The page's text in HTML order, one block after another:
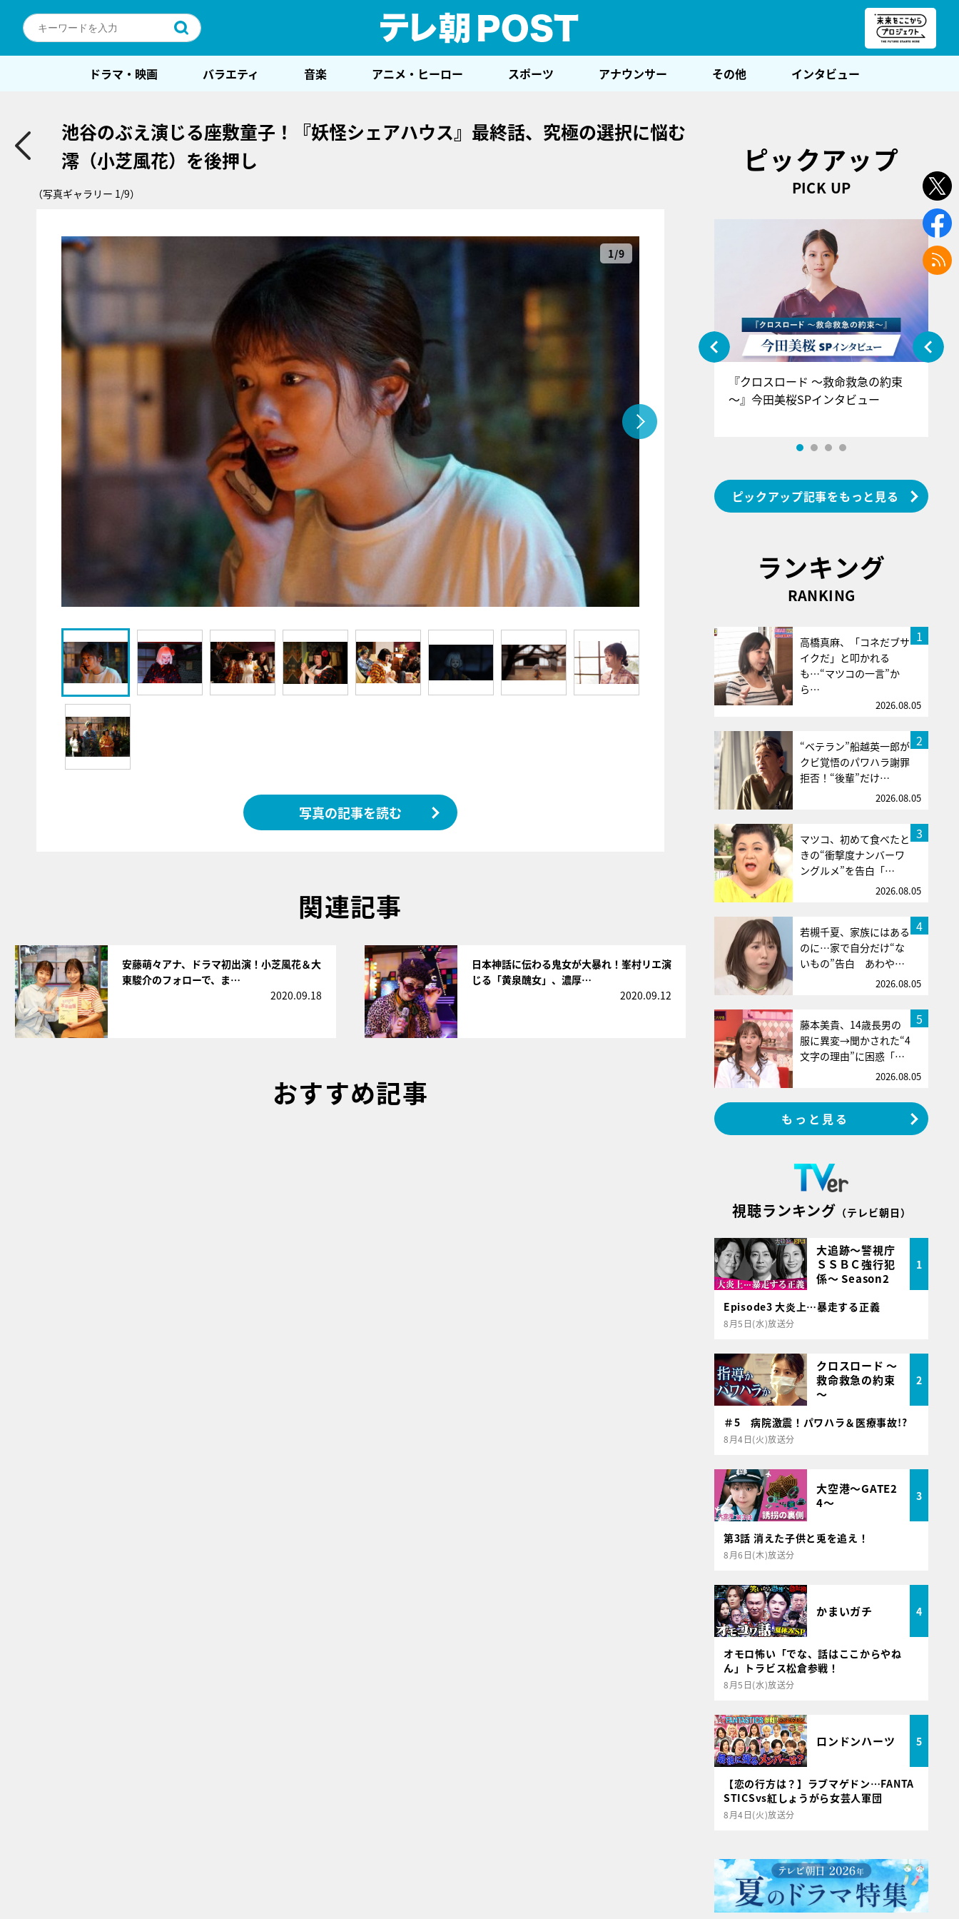
ドラマ・映画 バラエティ 音楽 アニメ・ヒーロー スポーツ アナウンサー その他 インタビュー
池谷のぶえ演じる座敷童子！『妖怪シェアハウス』最終話、究極の選択に悩む
澪（小芝風花）を後押し
（写真ギャラリー 1/9）
1/9
写真の記事を読む
関連記事
安藤萌々アナ、ドラマ初出演！小芝風花＆大
東駿介のフォローで、ま…
2020.09.18
日本神話に伝わる鬼女が大暴れ！峯村リエ演
じる「黄泉醜女」、濃厚…
2020.09.12
おすすめ記事
ピックアップ
PICK UP
『アイ＝ラブ！げーみんぐ』＝LOV
ビュー
『クロスロード ～救命救急の約束
～』今田美桜SPインタビュー
ピックアップ記事をもっと見る
ランキング
RANKING
1
高橋真麻、「コネだブサ
イクだ」と叩かれる
も…“マツコの一言”か
ら…
2026.08.05
2
“ベテラン”船越英一郎が
クビ覚悟のパワハラ謝罪
拒否！“後輩”だけ…
2026.08.05
3
マツコ、初めて食べたと
きの“衝撃度ナンバーワ
ングルメ”を告白「…
2026.08.05
4
若槻千夏、家族にはある
のに…家で自分だけ“な
いもの”告白 あわや…
2026.08.05
5
藤本美貴、14歳長男の
服に異変→聞かされた“4
文字の理由”に困惑「…
2026.08.05
もっと見る
視聴ランキング （テレビ朝日）
大追跡～警視庁
ＳＳＢＣ強行犯
係～ Season2
1
Episode3 大炎上…暴走する正義
8月5日(水)放送分
クロスロード ～
救命救急の約束
～
2
＃5 病院激震！パワハラ＆医療事故!?
8月4日(火)放送分
大空港～GATE2
4～
3
第3話 消えた子供と兎を追え！
8月6日(木)放送分
かまいガチ 4
オモロ怖い「でな、話はここからやね
ん」トラビス松倉参戦！
8月5日(水)放送分
ロンドンハーツ 5
【恋の行方は？】ラブマゲドン…FANTA
STICSvs紅しょうがら女芸人軍団
8月4日(火)放送分